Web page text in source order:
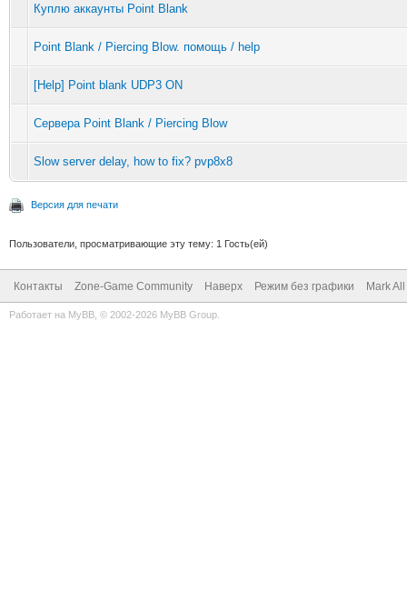
Куплю аккаунты Point Blank
Point Blank / Piercing Blow. помощь / help
[Help] Point blank UDP3 ON
Сервера Point Blank / Piercing Blow
Slow server delay, how to fix? pvp8x8
Версия для печати
Пользователи, просматривающие эту тему: 1 Гость(ей)
Контакты Zone-Game Community Наверх Режим без графики Mark
Работает на MyBB , © 2002-2026 MyBB Group